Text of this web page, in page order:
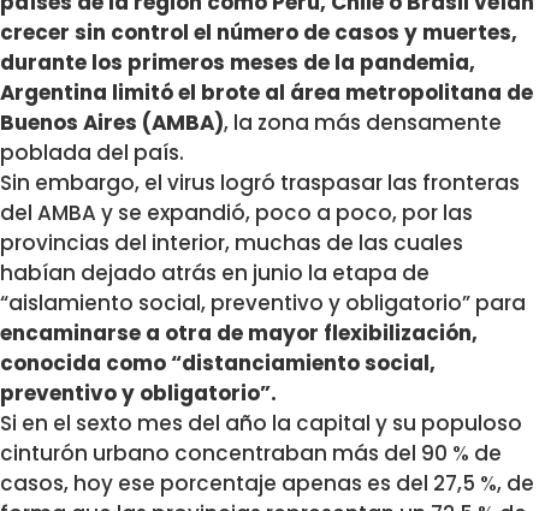
crecer sin control el número de casos y muertes,
durante los primeros meses de la pandemia,
Argentina limitó el brote al área metropolitana de
Buenos Aires (AMBA), la zona más densamente
poblada del país.
Sin embargo, el virus logró traspasar las fronteras
del AMBA y se expandió, poco a poco, por las
provincias del interior, muchas de las cuales
habían dejado atrás en junio la etapa de
“aislamiento social, preventivo y obligatorio” para
encaminarse a otra de mayor flexibilización,
conocida como “distanciamiento social,
preventivo y obligatorio”.
Si en el sexto mes del año la capital y su populoso
cinturón urbano concentraban más del 90 % de
casos, hoy ese porcentaje apenas es del 27,5 %, de